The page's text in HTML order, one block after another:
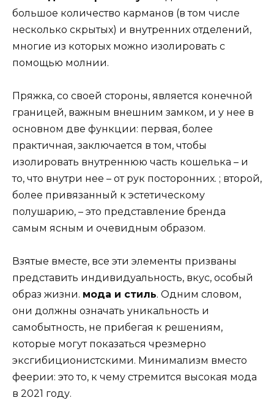
большое количество карманов (в том числе
несколько скрытых) и внутренних отделений,
многие из которых можно изолировать с
помощью молнии.
Пряжка, со своей стороны, является конечной
границей, важным внешним замком, и у нее в
основном две функции: первая, более
практичная, заключается в том, чтобы
изолировать внутреннюю часть кошелька – и
то, что внутри нее – от рук посторонних. ; второй,
более привязанный к эстетическому
полушарию, – это представление бренда
самым ясным и очевидным образом.
Взятые вместе, все эти элементы призваны
представить индивидуальность, вкус, особый
образ жизни. мода и стиль. Одним словом,
они должны означать уникальность и
самобытность, не прибегая к решениям,
которые могут показаться чрезмерно
эксгибиционистскими. Минимализм вместо
феерии: это то, к чему стремится высокая мода
в 2021 году.